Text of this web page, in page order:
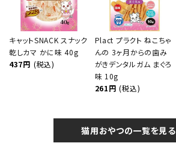
キャットSNACK スナック
乾しカマ かに味 40g
437円 (税込)
Plact プラクト ねこちゃ
んの 3ヶ月からの歯み
がきデンタルガム まぐろ
味 10g
261円 (税込)
猫用おやつの一覧を見る